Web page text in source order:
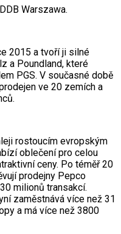
Warszawa.
2015 a tvoří ji silné
a Poundland, které
PGS. V současné době
ve 20 zemích a
rostoucím evropským
oblečení pro celou
ceny. Po téměř 20
prodejny Pepco
milionů transakcí.
zaměstnává více než 31
a má více než 3800